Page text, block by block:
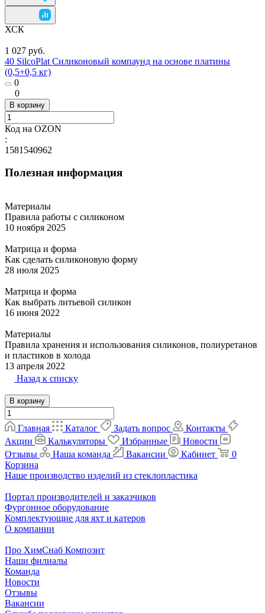
ХСК
1 027 руб.
40 SilcoPlat Силиконовый компаунд на основе платины
(0,5+0,5 кг)
0
0
В корзину
Код на OZON
:
1581540962
Полезная информация
Материалы
Правила работы с силиконом
10 ноября 2025
Матрица и форма
Как сделать силиконовую форму
28 июля 2025
Матрица и форма
Как выбрать литьевой силикон
16 июня 2022
Материалы
Правила хранения и использования силиконов, полиуретанов
и пластиков в холода
13 апреля 2022
Назад к списку
В корзину
Главная Каталог Задать вопрос
Контакты
Акции
Калькуляторы Избранные
Новости
Отзывы
Наша команда Вакансии Кабинет
0
Корзина
Наше производство изделий из стеклопластика
Портал производителей и заказчиков
Фургонное оборудование
Комплектующие для яхт и катеров
О компании
Про ХимСнаб Композит
Наши филиалы
Команда
Новости
Отзывы
Вакансии